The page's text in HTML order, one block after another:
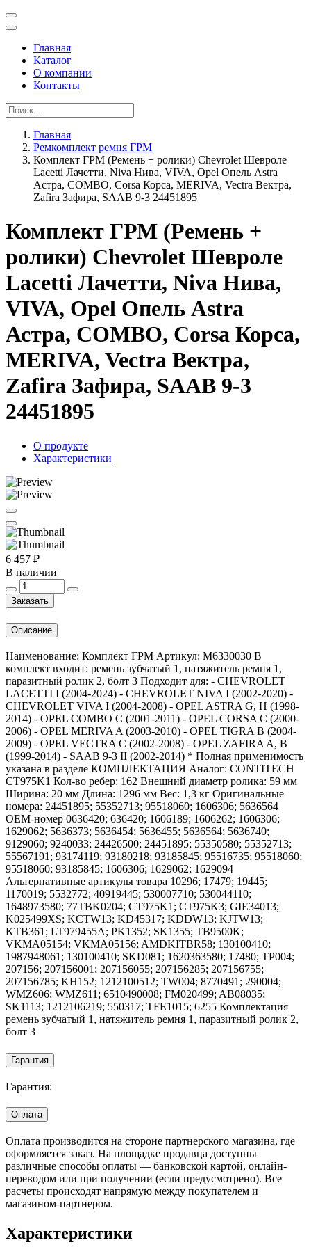
Главная
Каталог
О компании
Контакты
Главная
Ремкомплект ремня ГРМ
Комплект ГРМ (Ремень + ролики) Chevrolet Шевроле
Lacetti Лачетти, Niva Нива, VIVA, Opel Опель Astra
Астра, COMBO, Corsa Корса, MERIVA, Vectra Вектра,
Zafira Зафира, SAAB 9-3 24451895
Комплект ГРМ (Ремень +
ролики) Chevrolet Шевроле
Lacetti Лачетти, Niva Нива,
VIVA, Opel Опель Astra
Астра, COMBO, Corsa Корса,
MERIVA, Vectra Вектра,
Zafira Зафира, SAAB 9-3
24451895
О продукте
Характеристики
6 457 ₽
В наличии
Заказать
Описание
Наименование: Комплект ГРМ Артикул: M6330030 В
комплект входит: ремень зубчатый 1, натяжитель ремня 1,
паразитный ролик 2, болт 3 Подходит для: - CHEVROLET
LACETTI I (2004-2024) - CHEVROLET NIVA I (2002-2020) -
CHEVROLET VIVA I (2004-2008) - OPEL ASTRA G, H (1998-
2014) - OPEL COMBO C (2001-2011) - OPEL CORSA C (2000-
2006) - OPEL MERIVA A (2003-2010) - OPEL TIGRA B (2004-
2009) - OPEL VECTRA C (2002-2008) - OPEL ZAFIRA A, B
(1999-2014) - SAAB 9-3 II (2002-2014) * Полная применимость
указана в разделе КОМПЛЕКТАЦИЯ Аналог: CONTITECH
CT975K1 Кол-во ребер: 162 Внешний диаметр ролика: 59 мм
Ширина: 20 мм Длина: 1296 мм Вес: 1,3 кг Оригинальные
номера: 24451895; 55352713; 95518060; 1606306; 5636564
OEM-номер 0636420; 636420; 1606189; 1606262; 1606306;
1629062; 5636373; 5636454; 5636455; 5636564; 5636740;
9129060; 9240033; 24426500; 24451895; 55350580; 55352713;
55567191; 93174119; 93180218; 93185845; 95516735; 95518060;
95518060; 93185845; 1606306; 1629062; 1629094
Альтернативные артикулы товара 10296; 17479; 19445;
1170019; 5532772; 40919445; 530007710; 530044110;
1648973580; 77TBK0204; CT975K1; CT975K3; GIE34013;
K025499XS; KCTW13; KD45317; KDDW13; KJTW13;
KTB361; LT979455A; PK1352; SK1355; TB9500K;
VKMA05154; VKMA05156; AMDKITBR58; 130100410;
1987948061; 130100410; SKD081; 1620363580; 17480; TP004;
207156; 207156001; 207156055; 207156285; 207156755;
207156785; KH152; 1212100512; TW004; 8770491; 290004;
WMZ606; WMZ611; 6510490008; FM020499; AB08035;
SK1113; 1212106219; 550317; TFE1015; 6255 Комплектация
ремень зубчатый 1, натяжитель ремня 1, паразитный ролик 2,
болт 3
Гарантия
Гарантия:
Оплата
Оплата производится на стороне партнерского магазина, где
оформляется заказ. На площадке продавца доступны
различные способы оплаты — банковской картой, онлайн-
переводом или при получении (если предусмотрено). Все
расчеты происходят напрямую между покупателем и
магазином-партнером.
Характеристики